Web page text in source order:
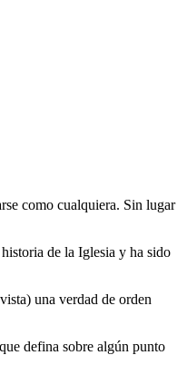
como cualquiera. Sin lugar
de la Iglesia y ha sido
una verdad de orden
defina sobre algún punto